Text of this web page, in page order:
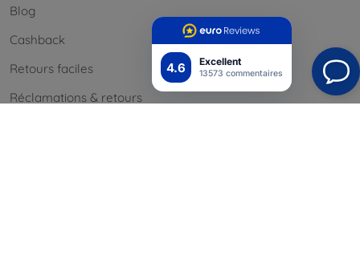
4.6 Excellent
13573 commentaires
Blog
Cashback
Retours faciles
Réclamations & retours